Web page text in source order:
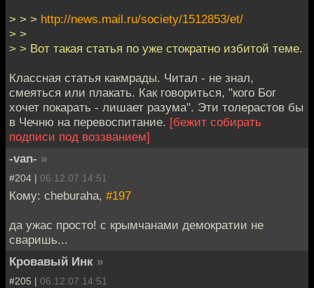
> > > http://news.mail.ru/society/1512853/et/
> >
> > Вот такая статья по уже стократно избитой теме.
Классная статья какмрады. Читал - не знал,
смеяться или плакать. Как говориться, "кого Бог
хочет покарать - лишает разума". Эти толерастов бы
в Чечню на перевоспитание. [бежит собирать
подписи под воззванием]
-van- »
#204 | 06.12.07 14:51
Кому: cheburaha, #197
да ужас просто! с крымчанами демократии не
сваришь...
Кровавый Инк »
#205 | 06.12.07 14:51